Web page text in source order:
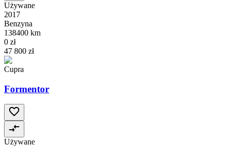
Używane
2017
Benzyna
138400 km
0 zł
47 800 zł
Cupra
Formentor
Używane